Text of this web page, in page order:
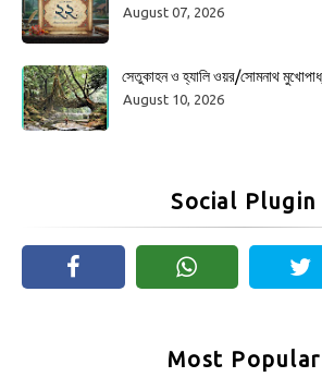
August 07, 2026
সেতুকাহন ও হ্যালি ওয়র/সোমনাথ
August 10, 2026
Social Plugin
Most Popular